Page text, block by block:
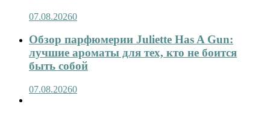
07.08.20260
Обзор парфюмерии Juliette Has A Gun:
лучшие ароматы для тех, кто не боится
быть собой
07.08.20260